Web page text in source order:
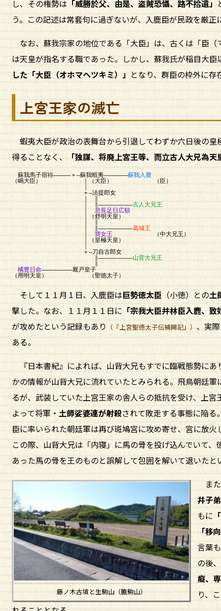
し、その権勢は 「威勝於父、由是、盗賊恐懾、路不拾遺」
う。この記述は常套句に過ぎないが、入鹿臣が民政を厳
なお、蘇我宗家の地位である「大臣」は、古くは「臣
は天皇が指名する職であった。しかし、蘇我氏が稲目大
した「大臣（オホマヘツキミ）」 となり、群臣の枠外に
上宮王家の滅亡
蝦夷大臣が政治の表舞台から引退してわずか六日後の
得ることなく、
「独謀、将廃上宮王等、而立古人大兄為天
蘇我馬子宿祢―――――＋―蘇我蝦夷―――――――蘇我入鹿
（嶋大臣） ｜（大臣） （臣）
＋―法提郎女
｜ ∥――――――――――古人大兄王
息長足日広額
｜（舒明天皇）
｜ ∥――――――――――葛城王
寶女王 （中大兄王）
｜（皇極天皇）
＋―刀自古郎女
∥――――――――――山背大兄王
橘豊日命―――――――――厩戸皇子
（用明天皇） （聖徳太子）
そして１１月１日、入鹿臣は巨勢徳太臣 （小徳）との土
撃した。なお、１１月１１日に 「宗我大臣并林臣入鹿、致
が攻めたという記録もあり
（『上宮聖徳太子伝補闕記』） 、実
ある。
『日本書紀』によれば、山背大兄もすでに臨戦態勢にあ
かの情報が山背大兄に流れていたとみられる。飛鳥朝廷軍
るが、武装していた上宮王家の舎人らの抵抗を受け、上宮
よって将軍・ 土師娑婆連が射殺されて敗走する事態に陥る
臣に率いられた朝廷軍は再び斑鳩宮に攻め寄せ、宮に放火
この際、山背大兄は「内寝」に馬の骨を投げ込んでいて、
あった馬の骨を王のものと誤解して包囲を解いて退いたと
藤ノ木古墳と生駒山（膽駒山）
ま
幷子
もに
「移
言葉
の後
癡、
り、